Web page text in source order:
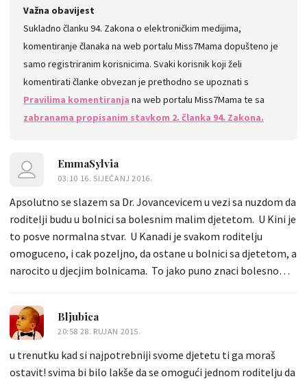
Važna obavijest
Sukladno članku 94. Zakona o elektroničkim medijima,
komentiranje članaka na web portalu Miss7Mama dopušteno je
samo registriranim korisnicima. Svaki korisnik koji želi
komentirati članke obvezan je prethodno se upoznati s
Pravilima komentiranja na web portalu Miss7Mama te sa
zabranama propisanim stavkom 2. članka 94. Zakona.
EmmaSylvia
03:10 16. SIJEČANJ 2016.
Apsolutno se slazem sa Dr. Jovancevicem u vezi sa nuzdom da
roditelji budu u bolnici sa bolesnim malim djetetom. U Kini je
to posve normalna stvar. U Kanadi je svakom roditelju
omoguceno, i cak pozeljno, da ostane u bolnici sa djetetom, a
narocito u djecjim bolnicama. To jako puno znaci bolesnom
funkcionirati. Opcenito, u bolnicama u Kanadi ljudi se vise
osjecaju kao u hotelu negoli u zatvoru jer imaju izvrsnu njegu,
ljubazno osoblje a i obitelj i prijatelji mogu dolaziti u posjetu
gotovo u svako doba. Osim toga ovdje osoblje u bolnicama
niti zeli niti prihvaca mito u bilo kojoj formi. Mozemo li se
Bljubica
20:58 28. RUJAN 2015.
u trenutku kad si najpotrebniji svome djetetu ti ga moraš
ostavit! svima bi bilo lakše da se omogući jednom roditelju da